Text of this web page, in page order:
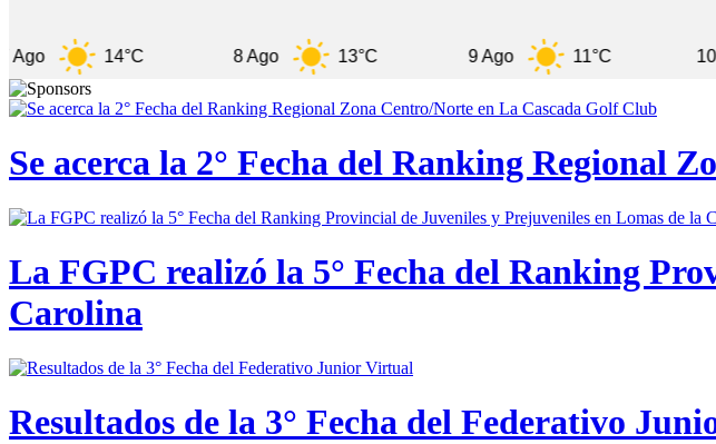
14°C 13°C 11°C
Se acerca la 2° Fecha del Ranking Regional
La FGPC realizó la 5° Fecha del Ranking
Carolina
Resultados de la 3° Fecha del Federativo